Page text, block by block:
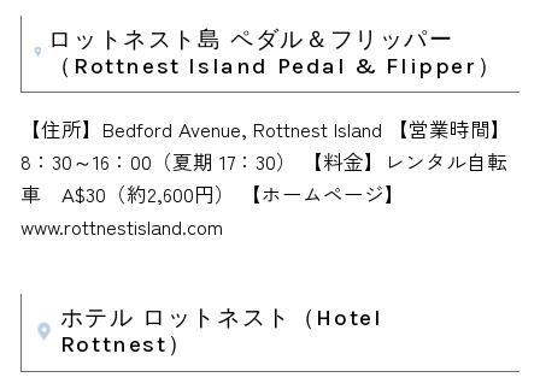
ロットネスト島 ペダル＆フリッパー
（Rottnest Island Pedal & Flipper）
【住所】Bedford Avenue, Rottnest Island 【営業時間】
8：30～16：00（夏期 17：30） 【料金】レンタル自転
車 A$30（約2,600円） 【ホームページ】
www.rottnestisland.com
ホテル ロットネスト（Hotel
Rottnest）